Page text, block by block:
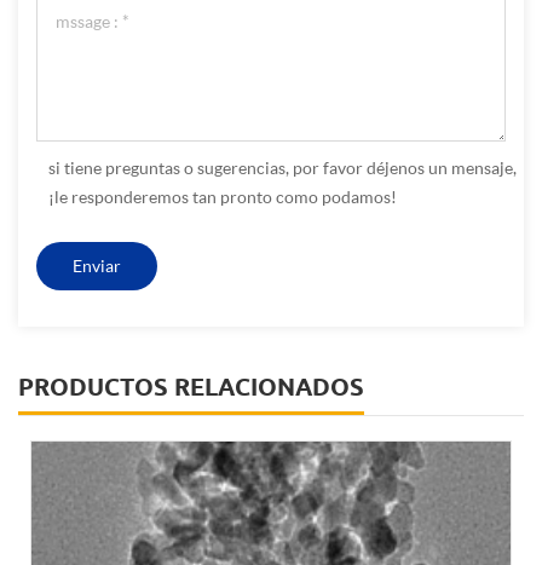
si tiene preguntas o sugerencias, por favor déjenos un mensaje,
¡le responderemos tan pronto como podamos!
PRODUCTOS RELACIONADOS